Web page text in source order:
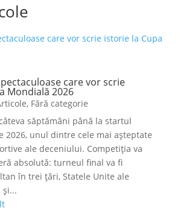
care vor scrie
Mondială 2026
, Fără categorie
săptămâni până la startul
2026, unul dintre cele mai așteptate
ale deceniului. Competiția va
absolută: turneul final va fi
în trei țări, Statele Unite ale
și...